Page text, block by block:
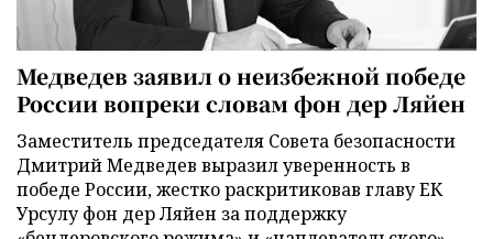
Медведев заявил о неизбежной победе
России вопреки словам фон дер Ляйен
Заместитель председателя Совета безопасности
Дмитрий Медведев выразил уверенность в
победе России, жестко раскритиковав главу ЕК
Урсулу фон дер Ляйен за поддержку